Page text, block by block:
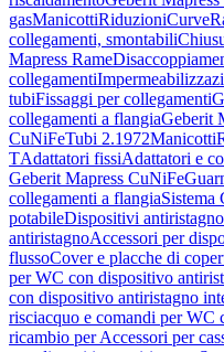
gasManicottiRiduzioniCurve
collegamenti, smontabili
Mapress Rame
collegamenti
tubiFissaggi per collegamenti
collegamenti a flangiaGeberit
CuNiFeTubi 2.1972Manicotti
TAdattatori fissiAdattatori e
Geberit Mapress CuNiFe
collegamenti a flangiaSistema
potabileDispositivi antiristagno
antiristagnoAccessori per
flussoCover e placche di
per WC con dispositivo
con dispositivo antiristagno
risciacquo e comandi per WC
ricambio per Accessori per